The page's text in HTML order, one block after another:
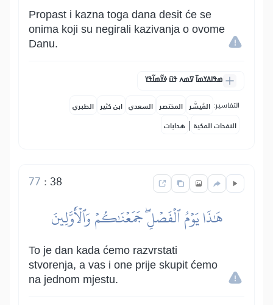
Propast i kazna toga dana desit će se
onima koji su negirali kazivanja o ovome
Danu.
ߘߟߊߡߌߘߊ߫ ߜߘߍ ߟߎ߫ ߦߌ߬ߘߊ߬ߟߌ
التفاسير: المُيسَّر المختصر السعدي ابن كثير الطبري
النفحات المكية | هدايات
38
:
77
هَٰذَا يَوۡمُ ٱلۡفَصۡلِۖ جَمَعۡنَٰكُمۡ وَٱلۡأَوَّلِينَ
To je dan kada ćemo razvrstati
stvorenja, a vas i one prije skupit ćemo
na jednom mjestu.